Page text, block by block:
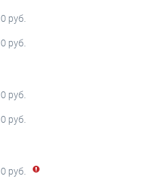
руб.
руб.
руб.
руб.
руб.